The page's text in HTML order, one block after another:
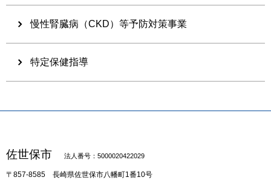
慢性腎臓病（CKD）等予防対策事業
特定保健指導
佐世保市 法人番号：5000020422029
〒857-8585 長崎県佐世保市八幡町1番10号